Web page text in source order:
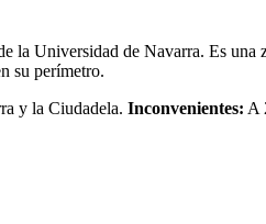
la Universidad de Navarra. Es una
su perímetro.
y la Ciudadela. Inconvenientes: A